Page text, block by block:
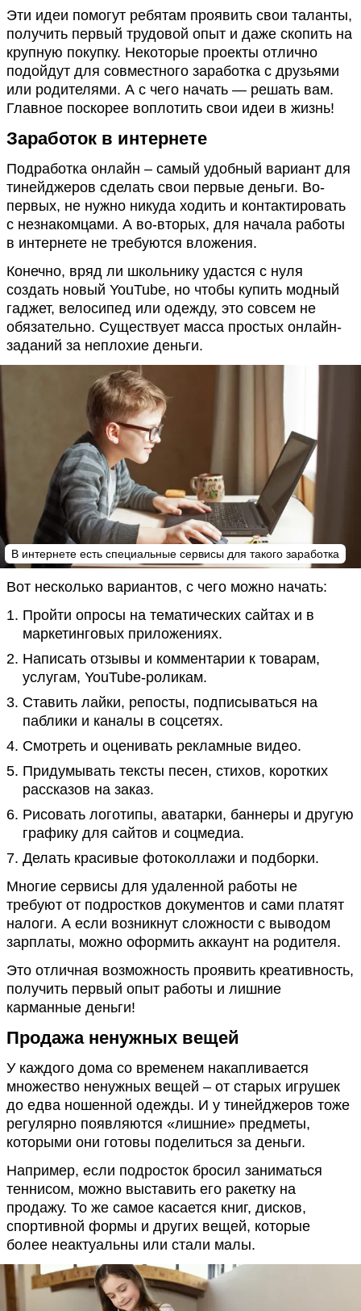
Эти идеи помогут ребятам проявить свои таланты,
получить первый трудовой опыт и даже скопить на
крупную покупку. Некоторые проекты отлично
подойдут для совместного заработка с друзьями
или родителями. А с чего начать — решать вам.
Главное поскорее воплотить свои идеи в жизнь!
Заработок в интернете
Подработка онлайн – самый удобный вариант для
тинейджеров сделать свои первые деньги. Во-
первых, не нужно никуда ходить и контактировать
с незнакомцами. А во-вторых, для начала работы
в интернете не требуются вложения.
Конечно, вряд ли школьнику удастся с нуля
создать новый YouTube, но чтобы купить модный
гаджет, велосипед или одежду, это совсем не
обязательно. Существует масса простых онлайн-
заданий за неплохие деньги.
В интернете есть специальные сервисы для такого заработка
Вот несколько вариантов, с чего можно начать:
Пройти опросы на тематических сайтах и в
маркетинговых приложениях.
Написать отзывы и комментарии к товарам,
услугам, YouTube-роликам.
Ставить лайки, репосты, подписываться на
паблики и каналы в соцсетях.
Смотреть и оценивать рекламные видео.
Придумывать тексты песен, стихов, коротких
рассказов на заказ.
Рисовать логотипы, аватарки, баннеры и другую
графику для сайтов и соцмедиа.
Делать красивые фотоколлажи и подборки.
Многие сервисы для удаленной работы не
требуют от подростков документов и сами платят
налоги. А если возникнут сложности с выводом
зарплаты, можно оформить аккаунт на родителя.
Это отличная возможность проявить креативность,
получить первый опыт работы и лишние
карманные деньги!
Продажа ненужных вещей
У каждого дома со временем накапливается
множество ненужных вещей – от старых игрушек
до едва ношенной одежды. И у тинейджеров тоже
регулярно появляются «лишние» предметы,
которыми они готовы поделиться за деньги.
Например, если подросток бросил заниматься
теннисом, можно выставить его ракетку на
продажу. То же самое касается книг, дисков,
спортивной формы и других вещей, которые
более неактуальны или стали малы.